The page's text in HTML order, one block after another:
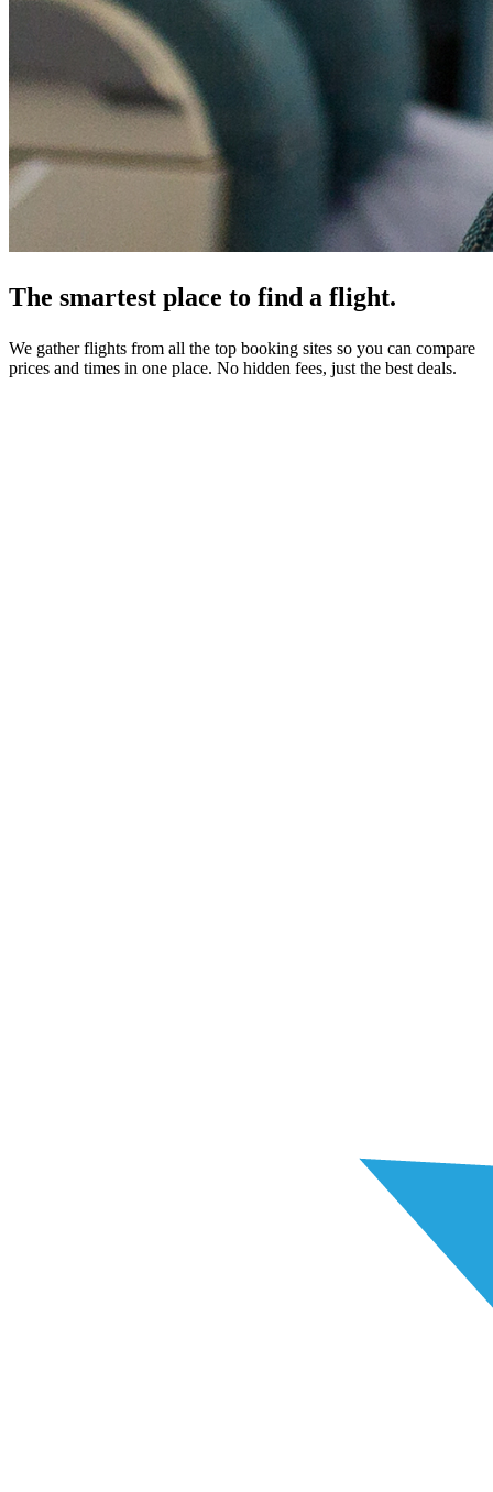
The smartest place to find a flight.
We gather flights from all the top booking sites so you can compare
prices and times in one place. No hidden fees, just the best deals.